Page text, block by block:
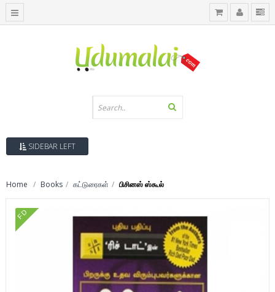
SIDEBAR LEFT
Home Books கட்டுரைகள் பிசினஸ் ஸ்கூல்
FD